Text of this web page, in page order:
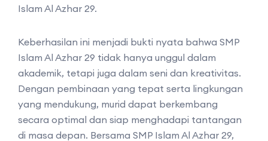
Islam Al Azhar 29.
Keberhasilan ini menjadi bukti nyata bahwa SMP
Islam Al Azhar 29 tidak hanya unggul dalam
akademik, tetapi juga dalam seni dan kreativitas.
Dengan pembinaan yang tepat serta lingkungan
yang mendukung, murid dapat berkembang
secara optimal dan siap menghadapi tantangan
di masa depan. Bersama SMP Islam Al Azhar 29,